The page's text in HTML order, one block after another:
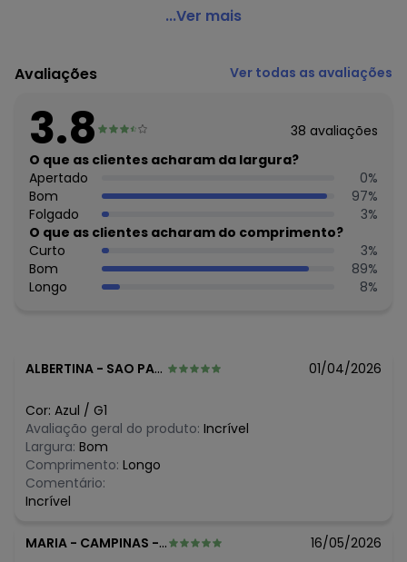
Be Blast - Pijama Pescador Plus Size Suculentas Azul
Modelagem: Ampla
Forro: Não
Decote frente: Redondo
Decote costas: Redondo
Fornecedor: ANA PAULA FREITAS AVANCINI / CNPJ
47.852.511/0001-03
Feito: Brasil
Cuidados para conservação do produto: Lavar A Mão Ou
Na Máquina Em Ciclo Delicado, Secar Ao Ar Livre, Sem
Contato Direto Com O Sol, Ao Passar, Utilize o Ferro Em
Temperatura Média.
Tecido: Meia malha
O preço apresentado abaixo é o menor oferecido em
agosto/2026
julho/2026
junho/2026
maio/2026
abril/2026
março/2026
...Ver mais
Avaliações Ver todas as avaliações
3.8 38 avaliações
O que as clientes acharam da largura?
Apertado
0%
Bom
97%
Folgado
3%
O que as clientes acharam do comprimento?
Curto
3%
Bom
89%
Longo
8%
ALBERTINA - SAO PAULO - SP 01/04/2026
Cor: Azul / G1
Avaliação geral do produto: Incrível
Largura: Bom
Comprimento: Longo
Comentário:
Incrível
MARIA - CAMPINAS - SP 16/05/2026